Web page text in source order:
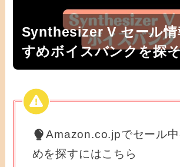
Synthesizer V セール情
すめボイスバンクを探
Amazon.co.jpでセール
めを探すにはこちら